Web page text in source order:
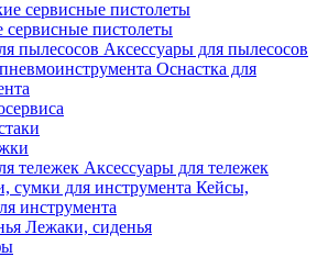
сервисные пистолеты
Аксессуары для пылесосов
Оснастка для
Аксессуары для тележек
Кейсы,
инструмента
Лежаки, сиденья